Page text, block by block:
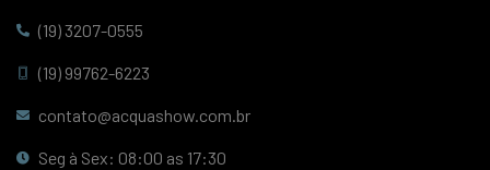
(19) 3207-0555
(19) 99762-6223
contato@acquashow.com.br
Seg à Sex: 08:00 as 17:30